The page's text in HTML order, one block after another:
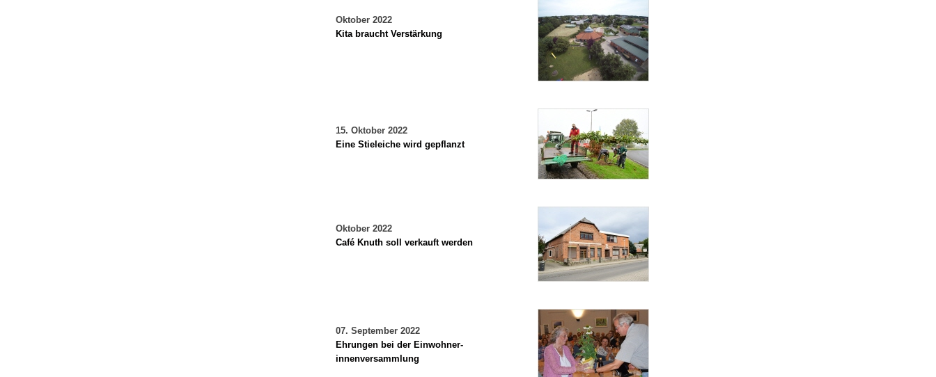
Oktober 2022
Kita braucht Verstärkung
15. Oktober 2022
Eine Stieleiche wird gepflanzt
Oktober 2022
Café Knuth soll verkauft werden
07. September 2022
Ehrungen bei der Einwohner-
innenversammlung